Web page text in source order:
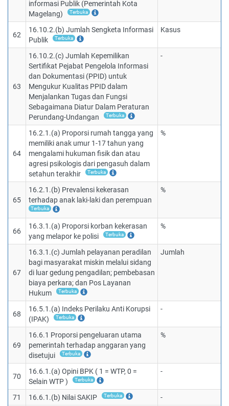
informasi Publik (Pemerintah Kota
Magelang)
Terbuka
62
16.10.2.(b) Jumlah Sengketa Informasi
Publik
Terbuka
Kasus
63
16.10.2.(c) Jumlah Kepemilikan
Sertifikat Pejabat Pengelola Informasi
dan Dokumentasi (PPID) untuk
Mengukur Kualitas PPID dalam
Menjalankan Tugas dan Fungsi
Sebagaimana Diatur Dalam Peraturan
Perundang-Undangan
Terbuka
-
64
16.2.1.(a) Proporsi rumah tangga yang
memiliki anak umur 1-17 tahun yang
mengalami hukuman fisik dan atau
agresi psikologis dari pengasuh dalam
setahun terakhir
Terbuka
%
65
16.2.1.(b) Prevalensi kekerasan
terhadap anak laki-laki dan perempuan
Terbuka
%
66
16.3.1.(a) Proporsi korban kekerasan
yang melapor ke polisi
Terbuka
%
67
16.3.1.(c) Jumlah pelayanan peradilan
bagi masyarakat miskin melalui sidang
di luar gedung pengadilan; pembebasan
biaya perkara; dan Pos Layanan
Hukum
Terbuka
Jumlah
68
16.5.1.(a) Indeks Perilaku Anti Korupsi
(IPAK)
Terbuka
-
69
16.6.1 Proporsi pengeluaran utama
pemerintah terhadap anggaran yang
disetujui
Terbuka
%
70
16.6.1.(a) Opini BPK ( 1 = WTP, 0 =
Selain WTP )
Terbuka
-
71 16.6.1.(b) Nilai SAKIP Terbuka -